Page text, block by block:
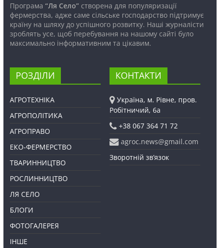
Програма “Ля Село”створена для популяризації
фермерства, адже саме сільське господарство підтримує
країну на шляху до успішного розвитку. Наші журналісти
зроблять усе, щоб перебування на нашому сайті було
максимально інформативним та цікавим.
РОЗДІЛИ
АГРОТЕХНІКА
АГРОПОЛІТИКА
АГРОПРАВО
ЕКО-ФЕРМЕРСТВО
ТВАРИННИЦТВО
РОСЛИННИЦТВО
ЛЯ СЕЛО
БЛОГИ
ФОТОГАЛЕРЕЯ
ІНШЕ
КОНТАКТИ
Україна, м. Рівне, пров.
Робітничий, 6а
+38 067 364 71 72
agroc.news@gmail.com
Зворотній зв’язок